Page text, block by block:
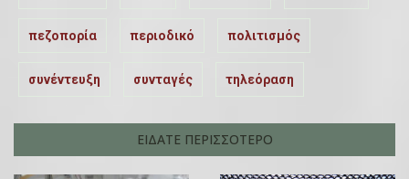
πεζοπορία περιοδικό πολιτισμός
συνέντευξη συνταγές τηλεόραση
ΕΙΔΑΤΕ ΠΕΡΙΣΣΟΤΕΡΟ